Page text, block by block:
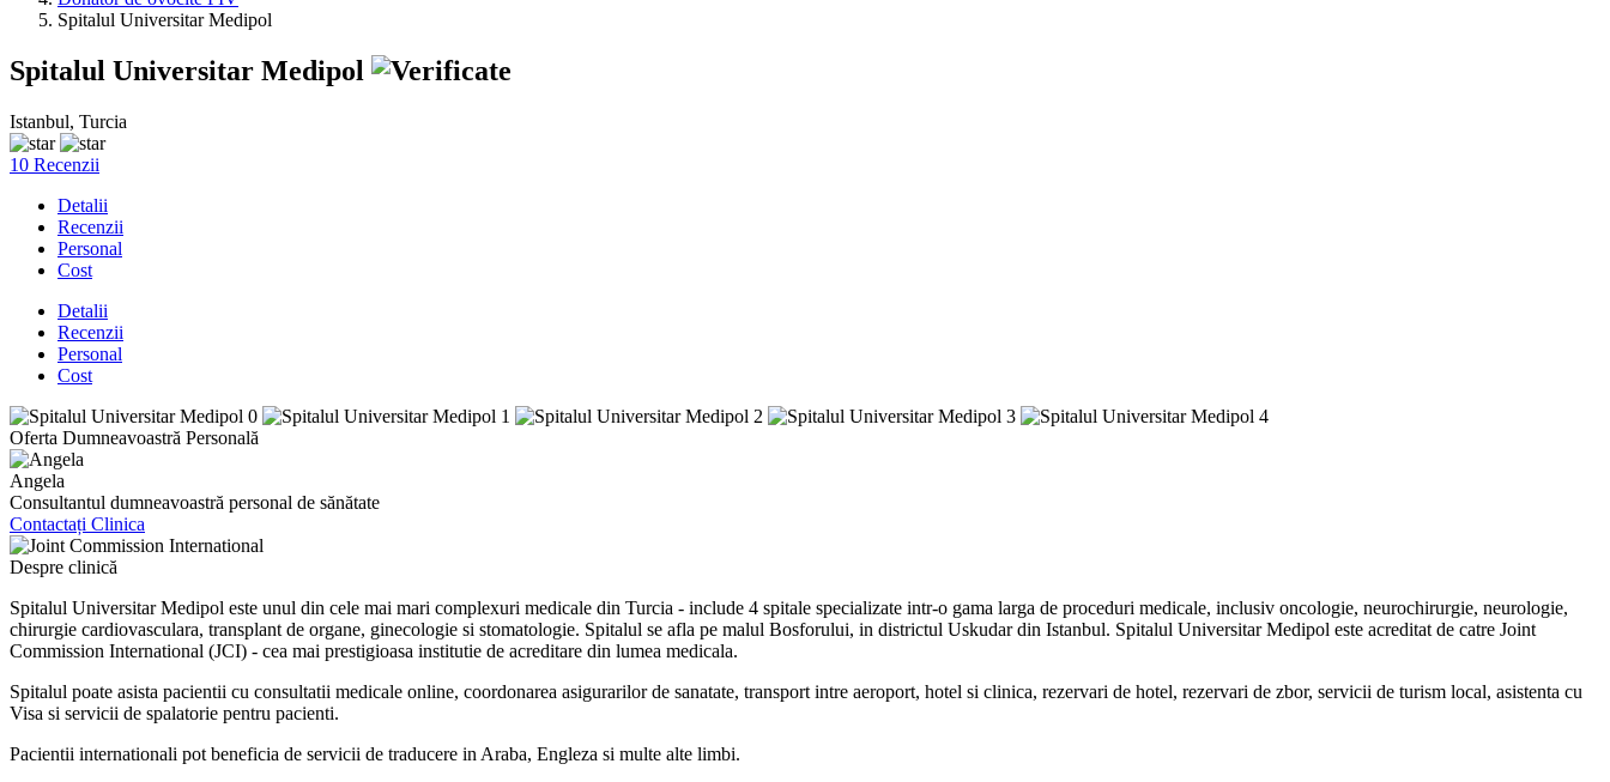
Spitalul Universitar Medipol
Spitalul Universitar Medipol
Istanbul, Turcia
10 Recenzii
Detalii
Recenzii
Personal
Cost
Detalii
Recenzii
Personal
Cost
Oferta Dumneavoastră Personală
Angela
Consultantul dumneavoastră personal de sănătate
Contactați Clinica
Despre clinică
Spitalul Universitar Medipol este unul din cele mai mari complexuri medicale din Turcia - include 4 spitale specializate intr-o gama larga de proceduri medicale, inclusiv oncologie, neurochirurgie, neurologie,
chirurgie cardiovasculara, transplant de organe, ginecologie si stomatologie. Spitalul se afla pe malul Bosforului, in districtul Uskudar din Istanbul. Spitalul Universitar Medipol este acreditat de catre Joint
Commission International (JCI) - cea mai prestigioasa institutie de acreditare din lumea medicala.
Spitalul poate asista pacientii cu consultatii medicale online, coordonarea asigurarilor de sanatate, transport intre aeroport, hotel si clinica, rezervari de hotel, rezervari de zbor, servicii de turism local, asistenta cu
Visa si servicii de spalatorie pentru pacienti.
Pacientii internationali pot beneficia de servicii de traducere in Araba, Engleza si multe alte limbi.